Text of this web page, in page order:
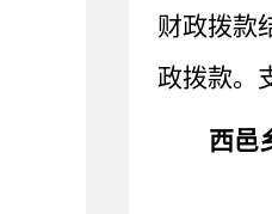
财政拨款
政拨款。
西邑